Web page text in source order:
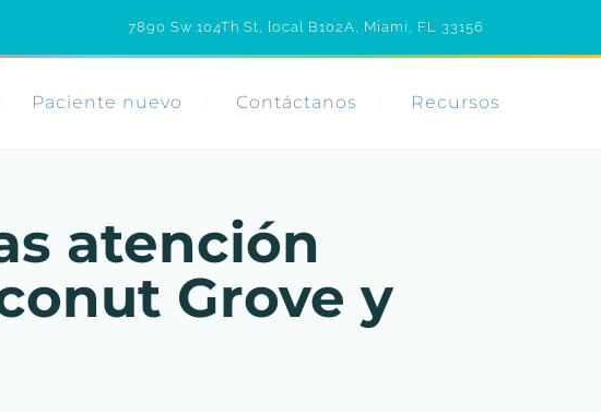
7890 Sw 104Th St, local B102A, Miami, FL 33156
Paciente nuevo Contáctanos Recursos
atención
Grove y